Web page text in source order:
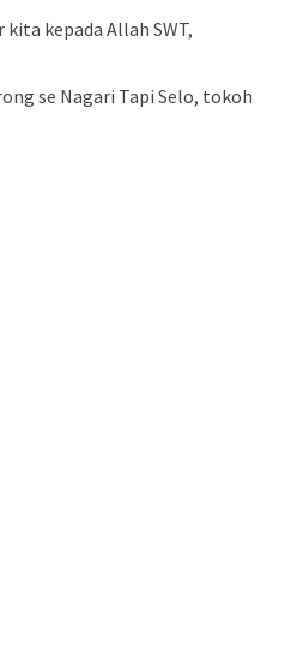
kepada Allah SWT,
se Nagari Tapi Selo, tokoh